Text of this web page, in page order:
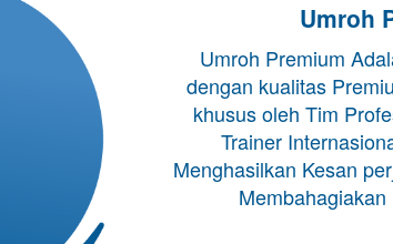
Umroh
Umroh Premium
dengan kualitas
khusus oleh Tim
Trainer
Menghasilkan Kesan